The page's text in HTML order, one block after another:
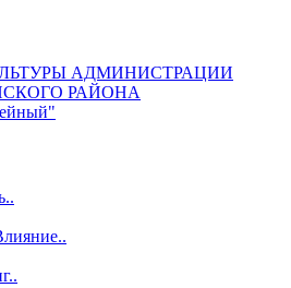
АДМИНИСТРАЦИИ
РАЙОНА